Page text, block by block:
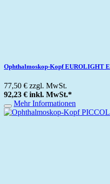
Ophthalmoskop-Kopf EUROLIGHT
77,50 € zzgl. MwSt.
92,23 € inkl. MwSt.*
Mehr Informationen